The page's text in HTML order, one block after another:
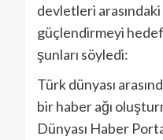
devletleri
güçlendirmeyi
şunları söyledi:
Türk dünyası
bir haber ağı
Dünyası Haber